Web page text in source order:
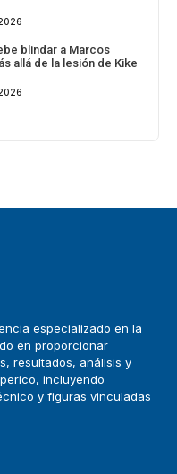
blindar a Marcos
allá de la lesión de Kike
especializado en la
en proporcionar
resultados, análisis y
incluyendo
y figuras vinculadas